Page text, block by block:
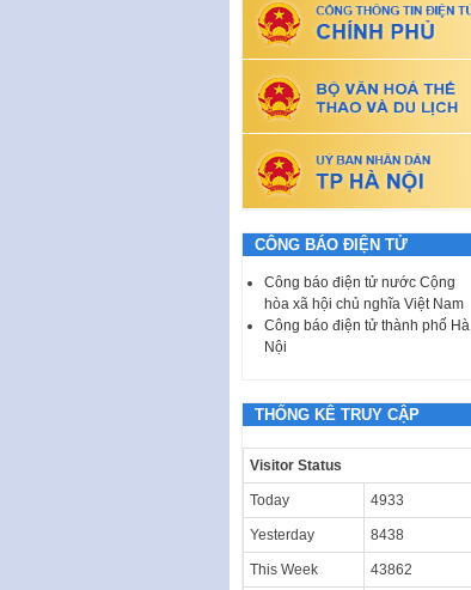
CÔNG BÁO ĐIỆN TỬ
Công báo điện tử nước Cộng
hòa xã hội chủ nghĩa Việt Nam
Công báo điện tử thành phố Hà
Nội
THỐNG KÊ TRUY CẬP
Visitor Status
Today 4933
Yesterday 8438
This Week 43862